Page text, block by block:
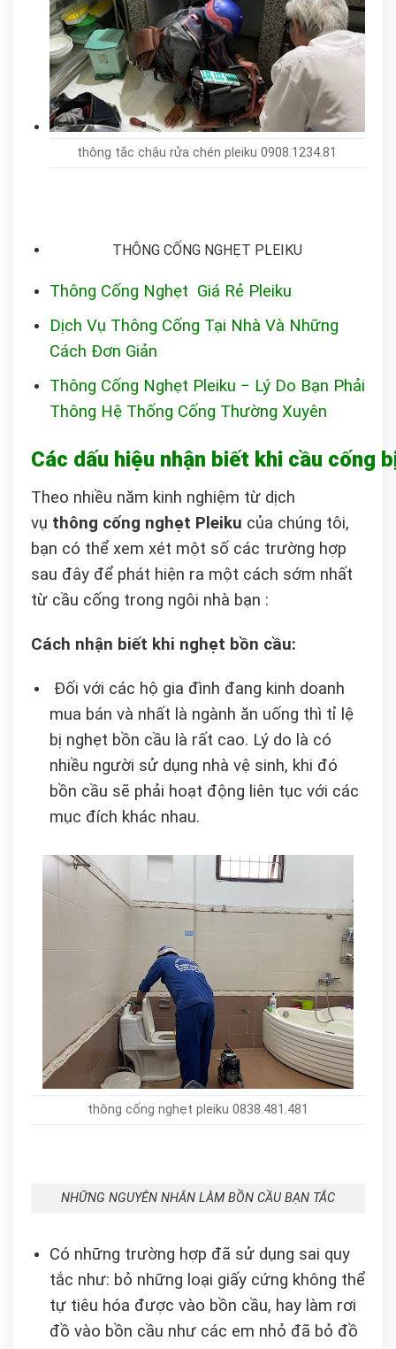
thông tắc chậu rửa chén pleiku 0908.1234.81
THÔNG CỐNG NGHẸT PLEIKU
Thông Cống Nghẹt Giá Rẻ Pleiku
Dịch Vụ Thông Cống Tại Nhà Và Những
Cách Đơn Giản
Thông Cống Nghẹt Pleiku − Lý Do Bạn Phải
Thông Hệ Thống Cống Thường Xuyên
Các dấu hiệu nhận biết khi cầu cống
Theo nhiều năm kinh nghiệm từ dịch
vụ thông cống nghẹt Pleiku của chúng tôi,
bạn có thể xem xét một số các trường hợp
sau đây để phát hiện ra một cách sớm nhất
từ cầu cống trong ngôi nhà bạn :
Cách nhận biết khi nghẹt bồn cầu:
Đối với các hộ gia đình đang kinh doanh
mua bán và nhất là ngành ăn uống thì tỉ lệ
bị nghẹt bồn cầu là rất cao. Lý do là có
nhiều người sử dụng nhà vệ sinh, khi đó
bồn cầu sẽ phải hoạt động liên tục với các
mục đích khác nhau.
thông cống nghẹt pleiku 0838.481.481
NHỮNG NGUYÊN NHÂN LÀM BỒN CẦU BẠN TẮC
Có những trường hợp đã sử dụng sai quy
tắc như: bỏ những loại giấy cứng không thể
tự tiêu hóa được vào bồn cầu, hay làm rơi
đồ vào bồn cầu như các em nhỏ đã bỏ đồ